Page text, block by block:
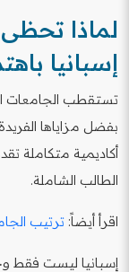
لماذا
إسبانيا
تستقطب الجامعات
بفضل مزاياها
أكاديمية متكاملة
الطالب الشاملة.
اقرأ أيضاً: ترتيب
إسبانيا ليست فقط